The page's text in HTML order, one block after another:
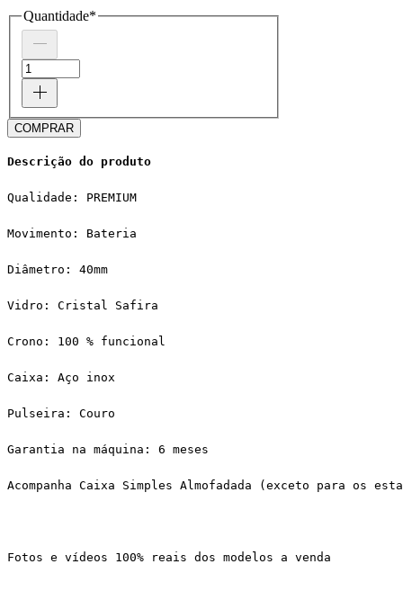
Quantidade*
COMPRAR
Descrição do produto
Qualidade: PREMIUM
Movimento: Bateria
Diâmetro: 40mm
Vidro: Cristal Safira
Crono: 100 % funcional
Caixa: Aço inox
Pulseira: Couro
Garantia na máquina: 6 meses
Acompanha Caixa Simples Almofadada (exceto para os
Fotos e vídeos 100% reais dos modelos a venda